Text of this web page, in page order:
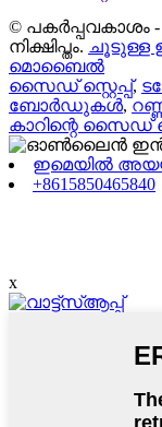
© പകർപ്പവകാശം
നിക്ഷിപ്തം. ചൂടുള്ള
മൊബൈൽ
സൈഡ് സ്റ്റെപ്പ്,
ബോർഡുകൾ,
കാറിന്റെ സൈഡ്
ഇമെയിൽ
+8615850465840
x